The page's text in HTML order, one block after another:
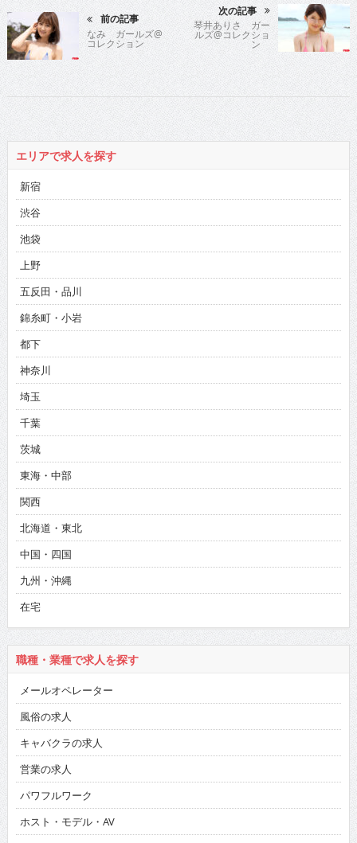
前の記事
なみ ガールズ@
コレクション
次の記事
琴井ありさ ガー
ルズ@コレクショ
ン
エリアで求人を探す
新宿
渋谷
池袋
上野
五反田・品川
錦糸町・小岩
都下
神奈川
埼玉
千葉
茨城
東海・中部
関西
北海道・東北
中国・四国
九州・沖縄
在宅
職種・業種で求人を探す
メールオペレーター
風俗の求人
キャバクラの求人
営業の求人
パワフルワーク
ホスト・モデル・AV